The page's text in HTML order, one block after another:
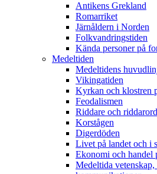
Antikens Grekland
Romarriket
Järnåldern i Norden
Folkvandringstiden
Kända personer på
Medeltiden
Medeltidens
Vikingatiden
Kyrkan och klostren
Feodalismen
Riddare och
Korstågen
Digerdöden
Livet på landet och i
Ekonomi och handel
Medeltida